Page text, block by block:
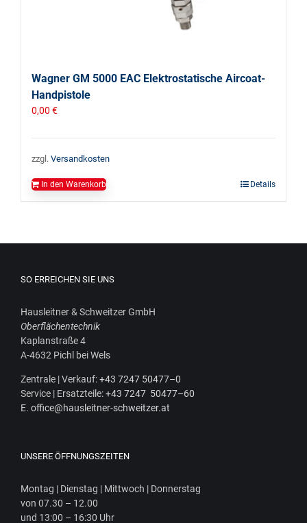
Wagner GM 5000 EAC Elektrostatische Aircoat-
Handpistole
0,00 €
zzgl. Versandkosten
In den Warenkorb Details
SO ERREICHEN SIE UNS
Haus­leit­ner & Schweit­zer GmbH
Ober­flä­chen­tech­nik
Kaplan­stra­ße 4
A‑4632 Pichl bei Wels
Zen­tra­le | Ver­kauf:+43 7247 50477–0
Ser­vice | Ersatz­tei­le:+43 7247 50477–60
E. office@hausleitner-schweitzer.at
UNSERE ÖFFNUNGSZEITEN
Mon­tag | Diens­tag | Mitt­woch | Donnerstag
von 07.30 – 12.00
und 13:00 – 16:30 Uhr